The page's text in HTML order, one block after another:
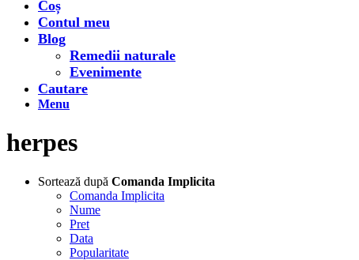
Coș
Contul meu
Blog
Remedii naturale
Evenimente
Cautare
Menu
herpes
Sortează după Comanda Implicita
Comanda Implicita
Nume
Pret
Data
Popularitate